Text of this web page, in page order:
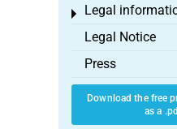
Legal
Toggle menu
Legal Notice
Press
Download the free
as a